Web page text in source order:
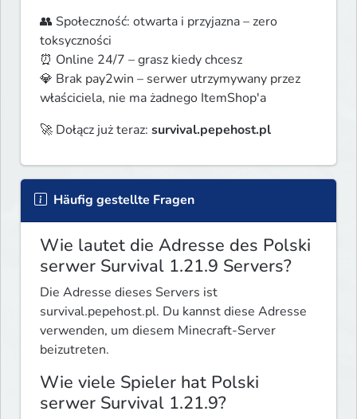
👥 Społeczność: otwarta i przyjazna – zero
toksyczności
⏰ Online 24/7 – grasz kiedy chcesz
💎 Brak pay2win – serwer utrzymywany przez
właściciela, nie ma żadnego ItemShop'a
🚀 Dołącz już teraz: survival.pepehost.pl
Häufig gestellte Fragen
Wie lautet die Adresse des Polski
serwer Survival 1.21.9 Servers?
Die Adresse dieses Servers ist
survival.pepehost.pl. Du kannst diese Adresse
verwenden, um diesem Minecraft-Server
beizutreten.
Wie viele Spieler hat Polski
serwer Survival 1.21.9?